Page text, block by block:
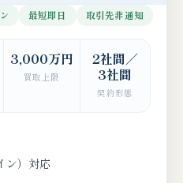
最短即日 取引先非通知
3,000万円
買取上限
2社間／
3社間
契約形態
ン）対応